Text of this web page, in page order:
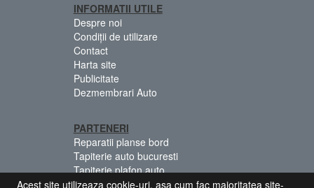
INFORMATII UTILE
Despre noi
Condiții de utilizare
Contact
Harta site
Publicitate
Dezmembrari Auto
PARTENERI
Reparatii planse bord
Tapiterie auto bucuresti
Tapiterie plafon auto
Centuri siguranta colorate
Acest site utilizeaza cookie-uri, asa cum fac majoritatea site-